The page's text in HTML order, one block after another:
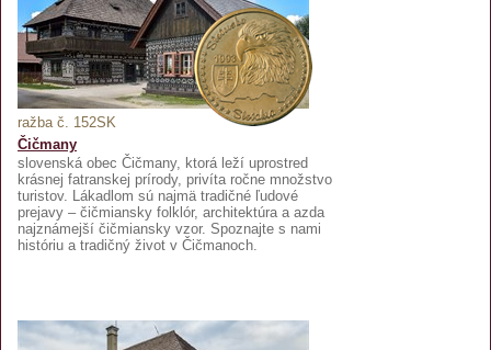
ražba č. 152SK
Čičmany
slovenská obec Čičmany, ktorá leží uprostred
krásnej fatranskej prírody, privíta ročne množstvo
turistov. Lákadlom sú najmä tradičné ľudové
prejavy – čičmiansky folklór, architektúra a azda
najznámejší čičmiansky vzor. Spoznajte s nami
históriu a tradičný život v Čičmanoch.